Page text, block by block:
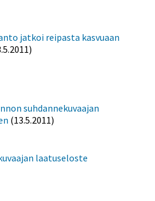
jatkoi reipasta kasvuaan
suhdannekuvaajan
(13.5.2011)
laatuseloste